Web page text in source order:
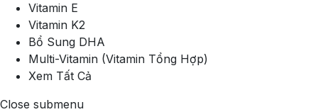
Vitamin E
Vitamin K2
Bổ Sung DHA
Multi-Vitamin (Vitamin Tổng Hợp)
Xem Tất Cả
Close submenu